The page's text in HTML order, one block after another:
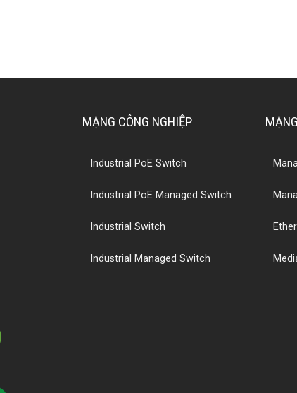
MẠNG CÔNG NGHIỆP
Industrial PoE Switch
Industrial PoE Managed Switch
Industrial Switch
Industrial Managed Switch